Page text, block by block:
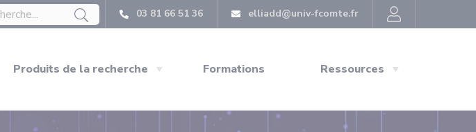
03 81 66 51 36 elliadd@univ-fcomte.fr
Produits de la recherche Formations Ressources